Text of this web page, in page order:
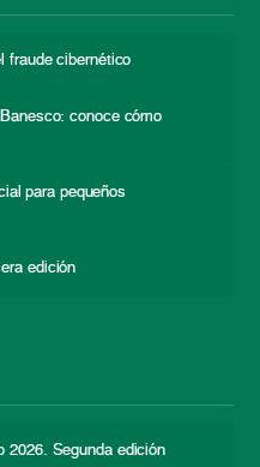
fraude cibernético
conoce cómo
para pequeños
edición
2026. Segunda edición